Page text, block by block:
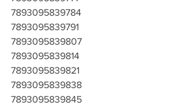
7893095839784
7893095839791
7893095839807
7893095839814
7893095839821
7893095839838
7893095839845